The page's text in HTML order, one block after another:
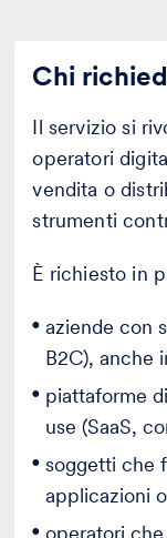
Chi
Il servizio si
operatori
vendita o
strumenti
È richiesto in
aziende con
B2C), anche
piattaforme
use (SaaS,
soggetti che
applicazioni
operatori